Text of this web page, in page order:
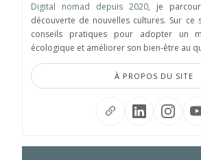
Digital nomad depuis 2020, je
découverte de nouvelles cultures. Sur ce
conseils pratiques pour adopter un
écologique et améliorer son bien-être au
À PROPOS DU SITE